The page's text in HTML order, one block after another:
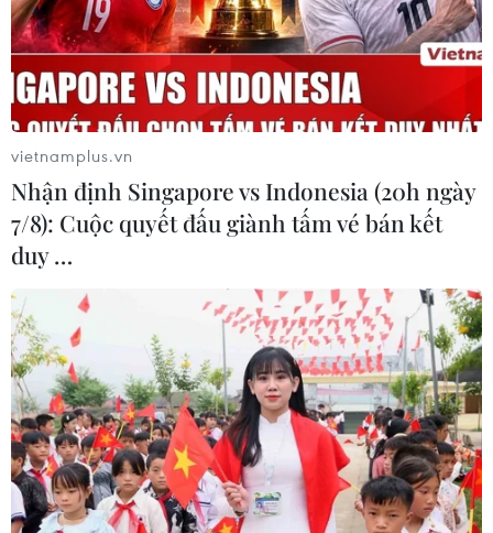
Sau 15 năm mở rộng địa giới hành chính (2008-2023),
Hà Nội đã không ngừng lớn mạnh, trở thành một Thủ
đô văn minh, hiện đại, là động lực phát triển của vùng
Đồng bằng sông Hồng và cả nước.
Công nghiệp, thương mại
vietnamplus.vn
Nhận định Singapore vs Indonesia (20h ngày
7/8): Cuộc quyết đấu giành tấm vé bán kết
duy …